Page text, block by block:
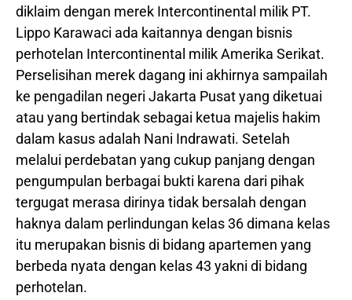
diklaim dengan merek Intercontinental milik PT.
Lippo Karawaci ada kaitannya dengan bisnis
perhotelan Intercontinental milik Amerika Serikat.
Perselisihan merek dagang ini akhirnya sampailah
ke pengadilan negeri Jakarta Pusat yang diketuai
atau yang bertindak sebagai ketua majelis hakim
dalam kasus adalah Nani Indrawati. Setelah
melalui perdebatan yang cukup panjang dengan
pengumpulan berbagai bukti karena dari pihak
tergugat merasa dirinya tidak bersalah dengan
haknya dalam perlindungan kelas 36 dimana kelas
itu merupakan bisnis di bidang apartemen yang
berbeda nyata dengan kelas 43 yakni di bidang
perhotelan.